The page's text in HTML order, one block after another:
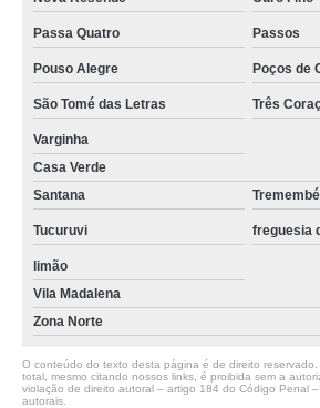
Passa Quatro Passos
Pouso Alegre Poços de
São Tomé das Letras Três
Varginha
Casa Verde
Santana
Tremembé
Tucuruvi freguesia
limão
Vila Madalena
Zona Norte
O conteúdo do texto desta página é de direito
total, mesmo citando nossos links, é proibida sem a
violação de direito autoral – artigo 184 do Código Penal –
autorais